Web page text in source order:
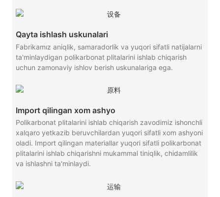
Qayta ishlash uskunalari
Fabrikamız aniqlik, samaradorlik va yuqori sifatli natijalarni
ta'minlaydigan polikarbonat plitalarini ishlab chiqarish
uchun zamonaviy ishlov berish uskunalariga ega.
Import qilingan xom ashyo
Polikarbonat plitalarini ishlab chiqarish zavodimiz ishonchli
xalqaro yetkazib beruvchilardan yuqori sifatli xom ashyoni
oladi. Import qilingan materiallar yuqori sifatli polikarbonat
plitalarini ishlab chiqarishni mukammal tiniqlik, chidamlilik
va ishlashni ta'minlaydi.